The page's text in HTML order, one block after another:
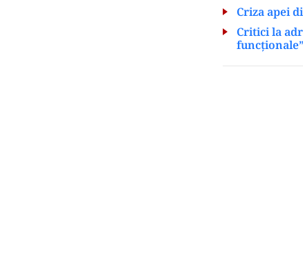
Criza apei
Critici la
funcționale”